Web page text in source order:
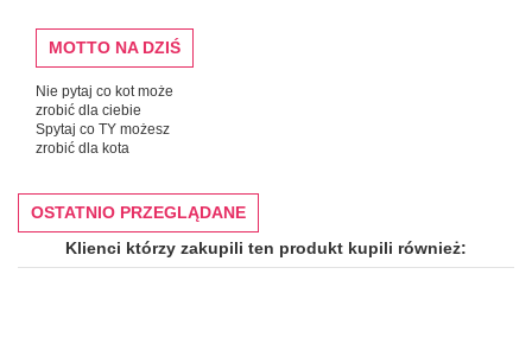
MOTTO NA DZIŚ
Nie pytaj co kot może
zrobić dla ciebie
Spytaj co TY możesz
zrobić dla kota
OSTATNIO PRZEGLĄDANE
Klienci którzy zakupili ten produkt kupili również: